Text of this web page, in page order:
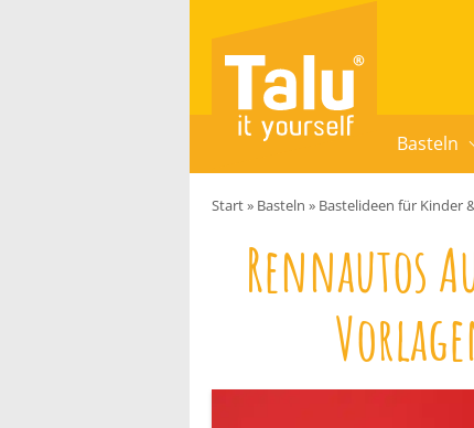
Basteln
Start» Basteln » Bastelideen für Kinder
Rennautos